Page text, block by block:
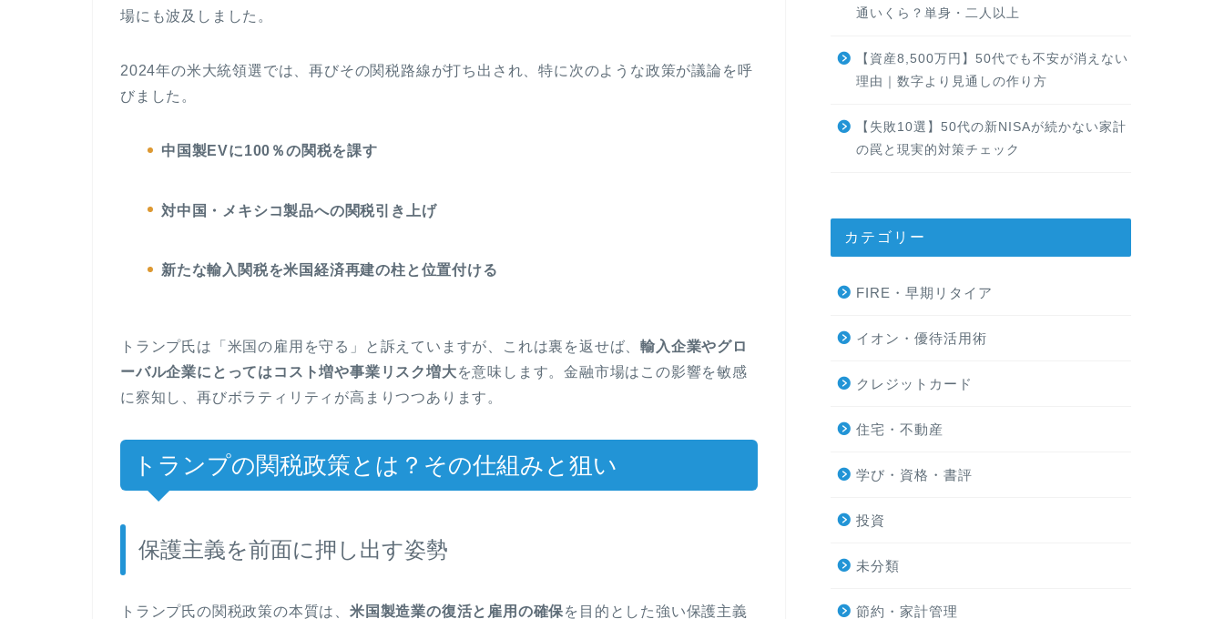
場にも波及しました。
2024年の米大統領選では、再びその関税路線が打ち出され、特に次のような政策が議論を呼
びました。
中国製EVに100％の関税を課す
対中国・メキシコ製品への関税引き上げ
新たな輸入関税を米国経済再建の柱と位置付ける
トランプ氏は「米国の雇用を守る」と訴えていますが、これは裏を返せば、輸入企業やグロ
ーバル企業にとってはコスト増や事業リスク増大を意味します。金融市場はこの影響を敏感
に察知し、再びボラティリティが高まりつつあります。
トランプの関税政策とは？その仕組みと狙い
保護主義を前面に押し出す姿勢
トランプ氏の関税政策の本質は、 米国製造業の復活と雇用の確保を目的とした強い保護主義
通いくら？単身・二人以上
【資産8,500万円】50代でも不安が消えない
理由｜数字より見通しの作り方
【失敗10選】50代の新NISAが続かない家計
の罠と現実的対策チェック
カテゴリー
FIRE・早期リタイア
イオン・優待活用術
クレジットカード
住宅・不動産
学び・資格・書評
投資
未分類
節約・家計管理